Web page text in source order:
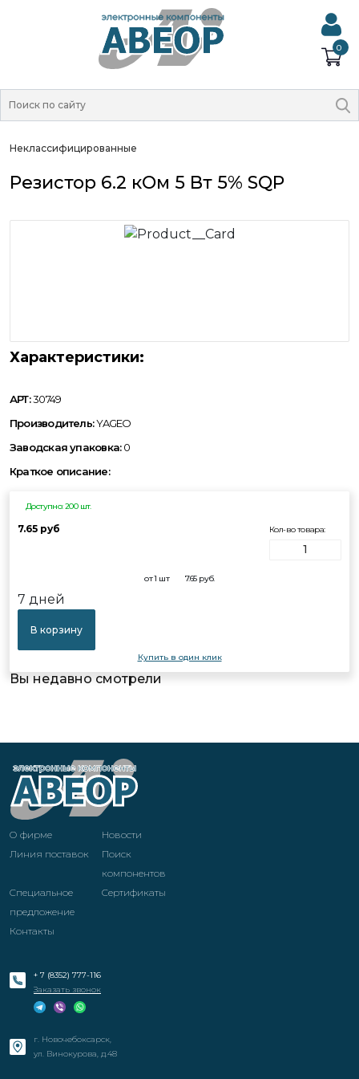
0
Неклассифицированные
Резистор 6.2 кОм 5 Вт 5% SQP
Характеристики:
АРТ:30749
Производитель:YAGEO
Заводская упаковка:0
Краткое описание:
Доступно: 200 шт.
7.65 руб Кол-во товара:
от 1 шт 7.65руб.
7 дней
В корзину
Купить в один клик
Вы недавно смотрели
О фирме
Новости
Линия поставок
Поиск
компонентов
Специальное
предложение
Cертификаты
Контакты
+ 7 (8352) 777-116
Заказать звонок
г. Новочебоксарск,
ул. Винокурова, д.48